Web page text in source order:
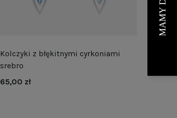
Kolczyki z błękitnymi cyrkoniami
srebro
65,00 zł